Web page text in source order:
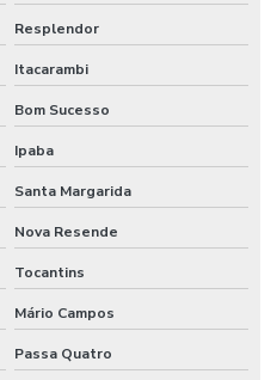
Resplendor
Itacarambi
Bom Sucesso
Ipaba
Santa Margarida
Nova Resende
Tocantins
Mário Campos
Passa Quatro